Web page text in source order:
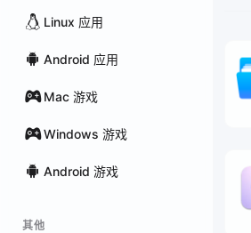
Linux 应用
Android 应用
Mac 游戏
Windows 游戏
Android 游戏
其他